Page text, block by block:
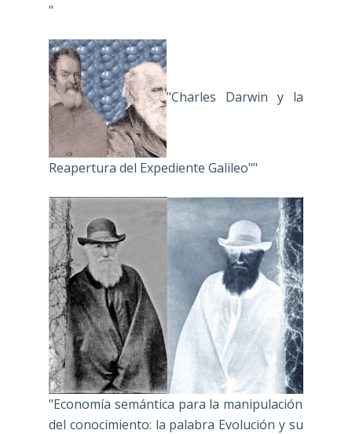
"
"Charles Darwin y la
Reapertura del Expediente Galileo""
"Economía semántica para la manipulación
del conocimiento: la palabra Evolución y su